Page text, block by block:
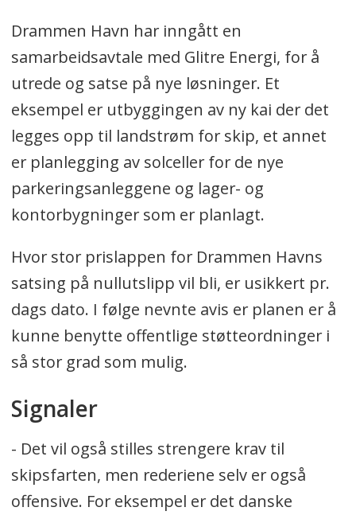
Drammen Havn har inngått en
samarbeidsavtale med Glitre Energi, for å
utrede og satse på nye løsninger. Et
eksempel er utbyggingen av ny kai der det
legges opp til landstrøm for skip, et annet
er planlegging av solceller for de nye
parkeringsanleggene og lager- og
kontorbygninger som er planlagt.
Hvor stor prislappen for Drammen Havns
satsing på nullutslipp vil bli, er usikkert pr.
dags dato. I følge nevnte avis er planen er å
kunne benytte offentlige støtteordninger i
så stor grad som mulig.
Signaler
- Det vil også stilles strengere krav til
skipsfarten, men rederiene selv er også
offensive. For eksempel er det danske